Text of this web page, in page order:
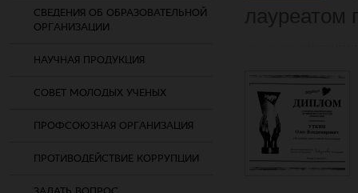
СВЕДЕНИЯ ОБ ОБРАЗОВАТЕЛЬНОЙ
ОРГАНИЗАЦИИ
НАУЧНАЯ ПРОДУКЦИЯ
СОВЕТ МОЛОДЫХ УЧЕНЫХ
ПРОФСОЮЗНАЯ ОРГАНИЗАЦИЯ
ПРОТИВОДЕЙСТВИЕ КОРРУПЦИИ